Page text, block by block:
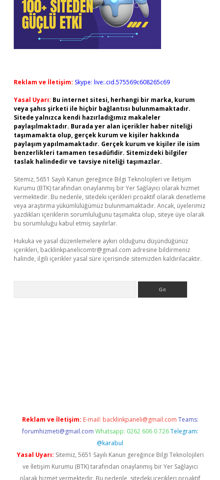
Reklam ve İletişim: Skype: live:.cid.575569c608265c69
Yasal Uyarı: Bu internet sitesi, herhangi bir marka, kurum
veya şahıs şirketi ile hiçbir bağlantısı bulunmamaktadır.
Sitede yalnızca kendi hazırladığımız makaleler
paylaşılmaktadır. Burada yer alan içerikler haber niteliği
taşımamakta olup, gerçek kurum ve kişiler hakkında
paylaşım yapılmamaktadır. Gerçek kurum ve kişiler ile isim
benzerlikleri tamamen tesadüfidir. Sitemizdeki bilgiler
taslak halindedir ve tavsiye niteliği taşımazlar.
Sitemiz, 5651 Sayılı Kanun gereğince Bilgi Teknolojileri ve İletişim
Kurumu (BTK) tarafından onaylanmış bir Yer Sağlayıcı olarak hizmet
vermektedir. Bu nedenle, sitedeki içerikleri proaktif olarak denetleme
veya araştırma yükümlülüğümüz bulunmamaktadır. Ancak, üyelerimiz
yazdıkları içeriklerin sorumluluğunu taşımakta olup, siteye üye olarak
bu sorumluluğu kabul etmiş sayılırlar.
Hukuka ve yasal düzenlemelere aykırı olduğunu düşündüğünüz
içerikleri, backlinkpanelicomtr@gmail.com adresine bildirmeniz
halinde, ilgili içerikler yasal süre içerisinde sitemizden kaldırılacaktır.
Reklam ve İletişim: E-mail: backlinkpaneli@gmail.com Teams:
forumhizmeti@gmail.com Whatsapp: 0262 606 0 726 Telegram:
@karabul
Yasal Uyarı: Sitemiz, 5651 Sayılı Kanun gereğince Bilgi Teknolojileri
ve İletişim Kurumu (BTK) tarafından onaylanmış bir Yer Sağlayıcı
olarak hizmet vermektedir. Bu nedenle, sitedeki içerikleri proaktif